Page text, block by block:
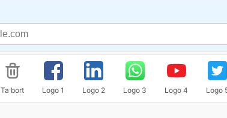
Ta bort Logo 1 Logo 2 Logo 3 Logo 4 Logo